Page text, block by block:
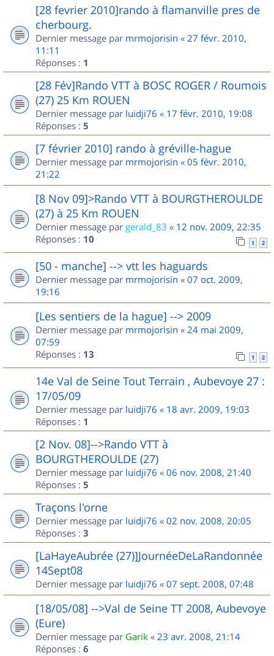
[28 fevrier 2010]rando à flamanville pres de
cherbourg.
Dernier message par mrmojorisin « 27 févr. 2010,
11:11
Réponses : 1
[28 Fév]Rando VTT à BOSC ROGER / Roumois
(27) 25 Km ROUEN
Dernier message par luidji76 « 17 févr. 2010, 19:08
Réponses : 5
[7 février 2010] rando à gréville-hague
Dernier message par mrmojorisin « 05 févr. 2010,
21:22
[8 Nov 09]>Rando VTT à BOURGTHEROULDE
(27) à 25 Km ROUEN
Dernier message par gerald_83 « 12 nov. 2009, 22:35
Réponses : 10 1 2
[50 - manche] --> vtt les haguards
Dernier message par mrmojorisin « 07 oct. 2009,
19:16
[Les sentiers de la hague] --> 2009
Dernier message par mrmojorisin « 24 mai 2009,
07:59
Réponses : 13 1 2
14e Val de Seine Tout Terrain , Aubevoye 27 :
17/05/09
Dernier message par luidji76 « 18 avr. 2009, 19:03
Réponses : 1
[2 Nov. 08]-->Rando VTT à
BOURGTHEROULDE (27)
Dernier message par luidji76 « 06 nov. 2008, 21:40
Réponses : 5
Traçons l'orne
Dernier message par luidji76 « 02 nov. 2008, 20:05
Réponses : 3
[LaHayeAubrée (27)]JournéeDeLaRandonnée
14Sept08
Dernier message par luidji76 « 07 sept. 2008, 07:48
[18/05/08] -->Val de Seine TT 2008, Aubevoye
(Eure)
Dernier message par Garik « 23 avr. 2008, 21:14
Réponses : 6